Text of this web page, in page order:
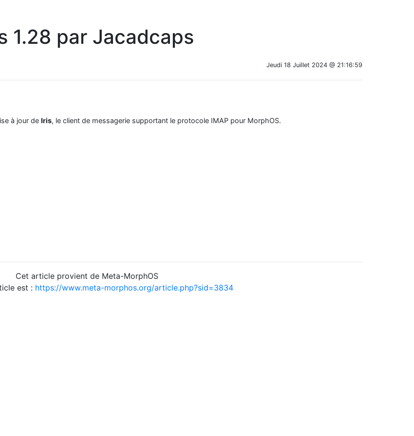
1.28 par Jacadcaps
Jeudi 18 Juillet 2024 @ 21:16:59
à jour de Iris, le client de messagerie supportant le protocole IMAP pour MorphOS.
Cet article provient de Meta-MorphOS
est : https://www.meta-morphos.org/article.php?sid=3834